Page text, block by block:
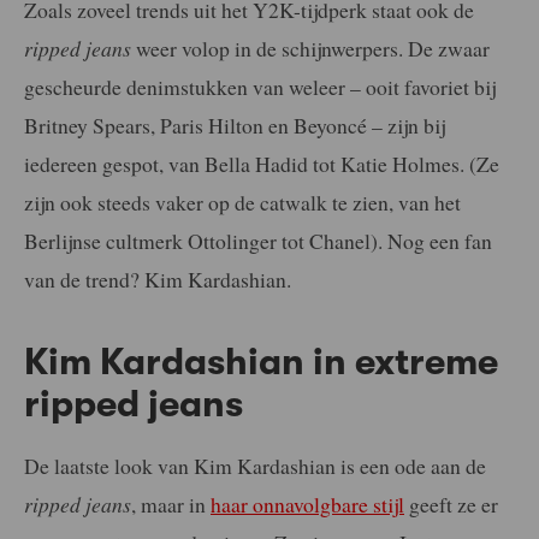
Zoals zoveel trends uit het Y2K-tijdperk staat ook de
ripped jeansweer volop in de schijnwerpers. De zwaar
gescheurde denimstukken van weleer – ooit favoriet bij
Britney Spears, Paris Hilton en Beyoncé – zijn bij
iedereen gespot, van Bella Hadid tot Katie Holmes. (Ze
zijn ook steeds vaker op de catwalk te zien, van het
Berlijnse cultmerk Ottolinger tot Chanel). Nog een fan
van de trend? Kim Kardashian.
Kim Kardashian in extreme
ripped jeans
De laatste look van Kim Kardashian is een ode aan de
ripped jeans, maar in haar onnavolgbare stijl geeft ze er